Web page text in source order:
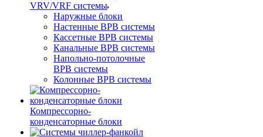
VRV/VRF системы
Наружные блоки
Настенные ВРВ системы
Кассетные ВРВ системы
Канальные ВРВ системы
Напольно-потолочные
ВРВ системы
Колонные ВРВ системы
Компрессорно-
конденсаторные блоки